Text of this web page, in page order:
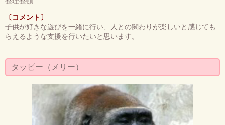
〔コメント〕
子供が好きな遊びを一緒に行い、人との関わりが楽しいと感じても
らえるような支援を行いたいと思います。
タッピー（メリー）